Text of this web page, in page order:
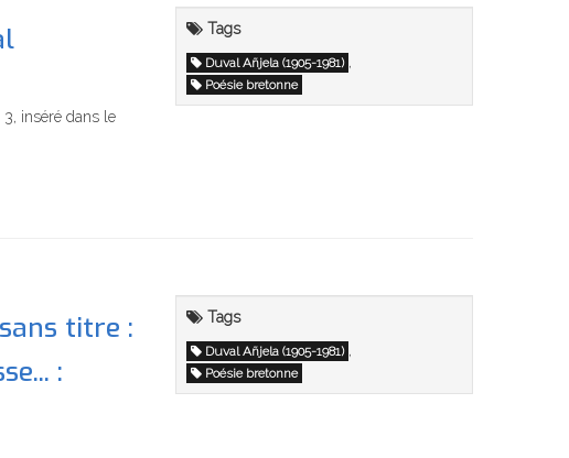
inséré dans le
Tags
Duval Añjela (1905-1981) ,
Poésie bretonne
titre :
:
Tags
Duval Añjela (1905-1981) ,
Poésie bretonne